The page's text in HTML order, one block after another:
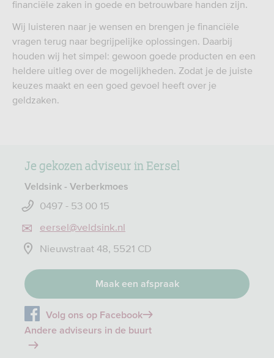
financiële zaken in goede en betrouwbare handen zijn.
Wij luisteren naar je wensen en brengen je financiële
vragen terug naar begrijpelijke oplossingen. Daarbij
houden wij het simpel: gewoon goede producten en een
heldere uitleg over de mogelijkheden. Zodat je de juiste
keuzes maakt en een goed gevoel heeft over je
geldzaken.
Je gekozen adviseur in Eersel
Veldsink - Verberkmoes
0497 - 53 00 15
eersel@veldsink.nl
Nieuwstraat 48, 5521 CD
Maak een afspraak
Volg ons op Facebook
Andere adviseurs in de buurt